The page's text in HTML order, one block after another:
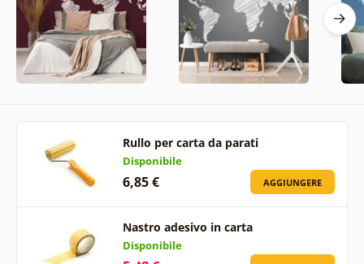
Rullo per carta da parati
Disponibile
6,85 € AGGIUNGERE
Nastro adesivo in carta
Disponibile